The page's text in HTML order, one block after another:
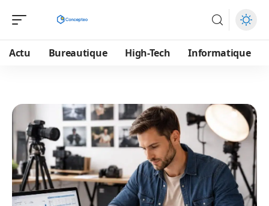
Actu Bureautique High-Tech Informatique